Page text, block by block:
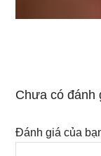
Chưa có đánh
Đánh giá của